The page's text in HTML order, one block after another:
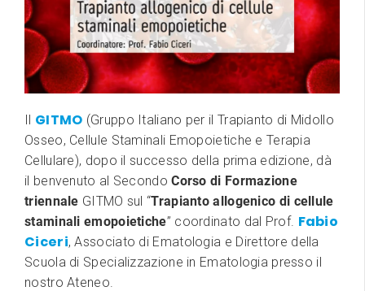
Il GITMO (Gruppo Italiano per il Trapianto di Midollo
Osseo, Cellule Staminali Emopoietiche e Terapia
Cellulare), dopo il successo della prima edizione, dà
il benvenuto al SecondoCorso di Formazione
triennale GITMO sul “Trapianto allogenico di cellule
staminali emopoietiche” coordinato dal Prof. Fabio
Ciceri, Associato di Ematologia e Direttore della
Scuola di Specializzazione in Ematologia presso il
nostro Ateneo.